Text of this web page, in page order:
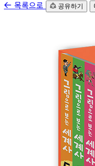
목록으로
공유하기